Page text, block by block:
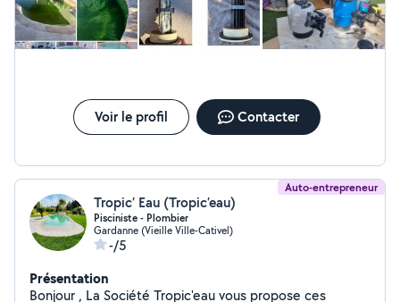
Voir le profil Contacter
Auto-entrepreneur
Tropic’ Eau (Tropic’eau)
Pisciniste - Plombier
Gardanne (Vieille Ville-Cativel)
-/5
Présentation
Bonjour , La Société Tropic'eau vous propose ces